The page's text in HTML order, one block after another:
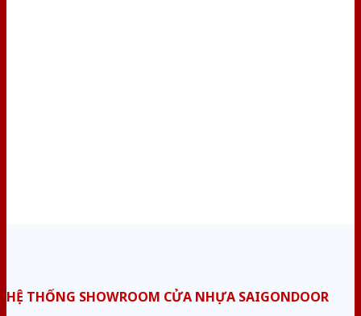
HỆ THỐNG SHOWROOM CỬA NHỰA SAIGONDOOR